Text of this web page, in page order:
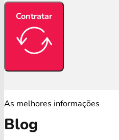
Contratar
As melhores informações
Blog